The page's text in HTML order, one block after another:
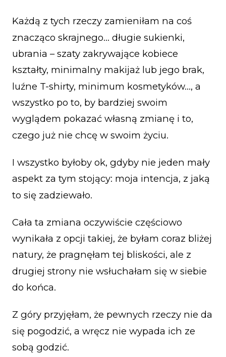
Każdą z tych rzeczy zamieniłam na coś
znacząco skrajnego… długie sukienki,
ubrania – szaty zakrywające kobiece
kształty, minimalny makijaż lub jego brak,
luźne T-shirty, minimum kosmetyków…, a
wszystko po to, by bardziej swoim
wyglądem pokazać własną zmianę i to,
czego już nie chcę w swoim życiu.
I wszystko byłoby ok, gdyby nie jeden mały
aspekt za tym stojący: moja intencja, z jaką
to się zadziewało.
Cała ta zmiana oczywiście częściowo
wynikała z opcji takiej, że byłam coraz bliżej
natury, że pragnęłam tej bliskości, ale z
drugiej strony nie wsłuchałam się w siebie
do końca.
Z góry przyjęłam, że pewnych rzeczy nie da
się pogodzić, a wręcz nie wypada ich ze
sobą godzić.